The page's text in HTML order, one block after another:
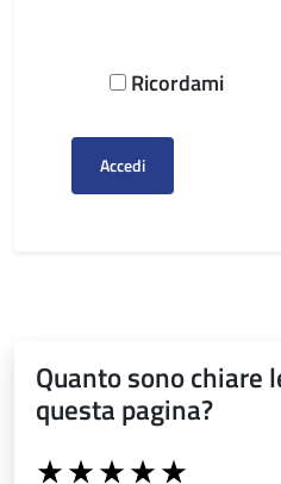
Ricordami
Accedi
Quanto sono chiare
questa pagina?
Valuta da 1 a 5 stelle la pagina